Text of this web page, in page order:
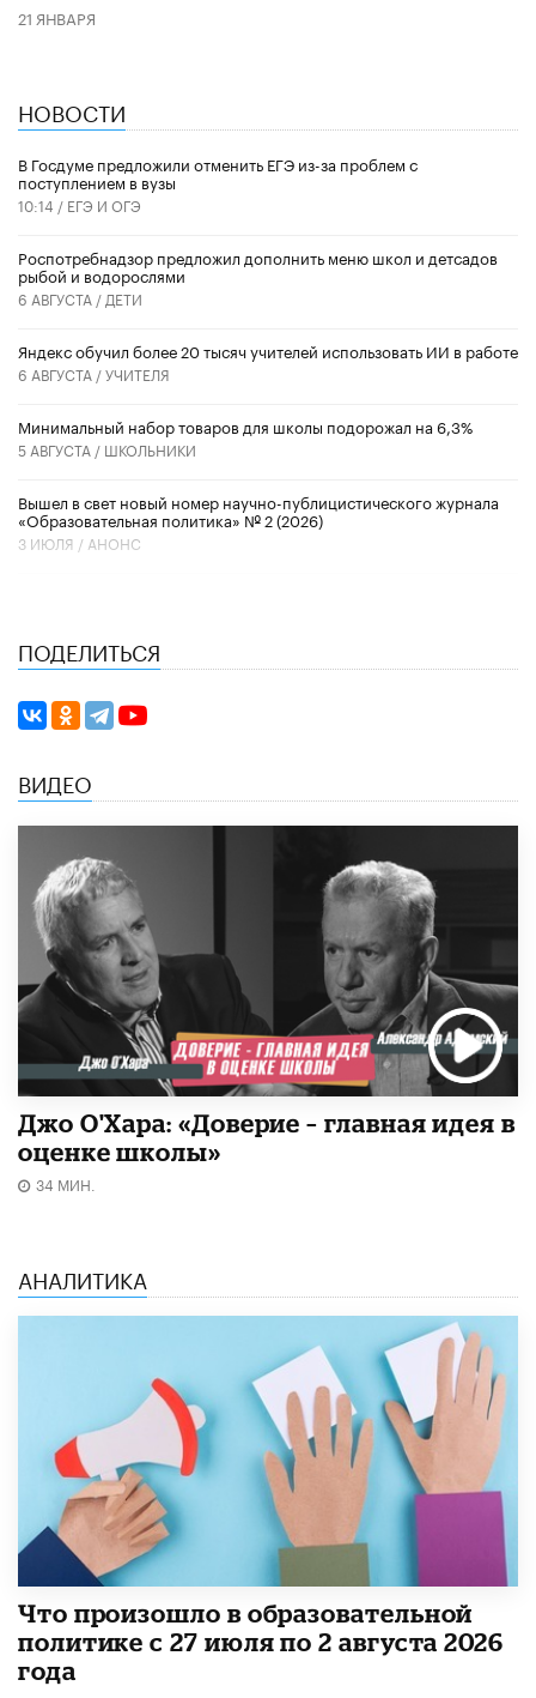
21 ЯНВАРЯ
НОВОСТИ
В Госдуме предложили отменить ЕГЭ из-за проблем с
поступлением в вузы
10:14 / ЕГЭ И ОГЭ
Роспотребнадзор предложил дополнить меню школ и детсадов
рыбой и водорослями
6 АВГУСТА / ДЕТИ
​Яндекс обучил более 20 тысяч учителей использовать ИИ в работе
6 АВГУСТА /УЧИТЕЛЯ
Минимальный набор товаров для школы подорожал на 6,3%
5 АВГУСТА / ШКОЛЬНИКИ
Вышел в свет новый номер научно-публицистического журнала
«Образовательная политика» № 2 (2026)
3 ИЮЛЯ / АНОНС
ПОДЕЛИТЬСЯ
ВИДЕО
Джо О'Хара: «Доверие – главная идея в
оценке школы»
34 МИН.
АНАЛИТИКА
​Что произошло в образовательной
политике с 27 июля по 2 августа 2026
года